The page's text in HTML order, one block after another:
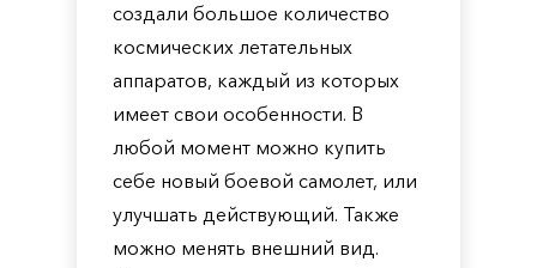
создали большое количество
космических летательных
аппаратов, каждый из которых
имеет свои особенности. В
любой момент можно купить
себе новый боевой самолет, или
улучшать действующий. Также
можно менять внешний вид.